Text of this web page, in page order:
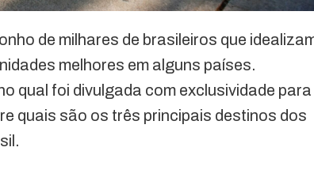
de milhares de brasileiros que
melhores em alguns países.
qual foi divulgada com exclusividade
quais são os três principais destinos dos